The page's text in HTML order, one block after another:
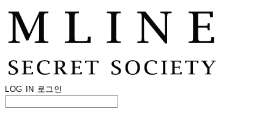
LOG IN 로그인